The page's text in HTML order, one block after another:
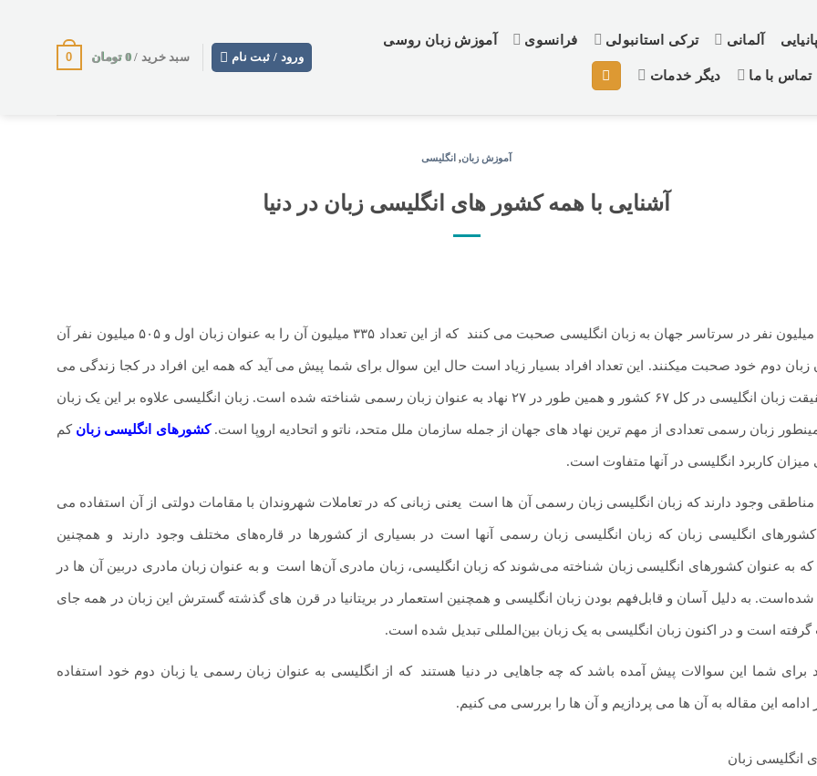
آلمانی ترکی استانبولی فرانسوی آموزش زبان روسی
تماس با ما دیگر خدمات
ورود / ثبت نام سبد خرید /0 تومان 0
آموزش زبان, انگلیسی
آشنایی با همه کشور های انگلیسی زبان در دنیا
که از این تعداد ۳۳۵ میلیون آن را به عنوان زبان اول و ۵۰۵ میلیون نفر آن
زبان دوم خود صحبت میکنند. این تعداد افراد بسیار زیاد است حال این سوال برای شما پیش می آید که همه این افراد در کجا زندگی می
کنند. در حقیقت زبان انگلیسی در کل ۶۷ کشور و همین طور در ۲۷ نهاد به عنوان زبان رسمی شناخته شده است. زبان انگلیسی علاوه بر این یک زبان
زبان رسمی تعدادی از مهم ترین نهاد های جهان از جمله سازمان ملل متحد، ناتو و اتحادیه اروپا است.کشورهای انگلیسی زبان کم
میزان کاربرد انگلیسی در آنها متفاوت است.
وجود دارند که زبان انگلیسی زبان رسمی آن ها است یعنی زبانی که در تعاملات شهروندان با مقامات دولتی از آن استفاده می
کشورهای انگلیسی زبان که زبان انگلیسی زبان رسمی آنها است در بسیاری از کشورها در قاره‌های مختلف وجود دارند و همچنین
به عنوان کشورهای انگلیسی زبان شناخته می‌شوند که زبان انگلیسی، زبان مادری آن‌ها است و به عنوان زبان مادری دربین آن ها در
شده‌است. به دلیل آسان و قابل‌فهم بودن زبان انگلیسی و همچنین استعمار در بریتانیا در قرن های گذشته گسترش این زبان در همه جای
گرفته است و در اکنون زبان انگلیسی به یک زبان بین‌المللی تبدیل شده است.
برای شما این سوالات پیش آمده باشد که چه جاهایی در دنیا هستند که از انگلیسی به عنوان زبان رسمی یا زبان دوم خود استفاده
ادامه این مقاله به آن ها می پردازیم و آن ها را بررسی می کنیم.